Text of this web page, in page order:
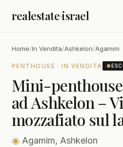
realestate·israel
Home/In Vendita/Ashkelon/Agamim
PENTHOUSE · IN VENDITA ●
Mini-
ad Ashkelon –
mozzafiato sul
◉ Agamim, Ashkelon